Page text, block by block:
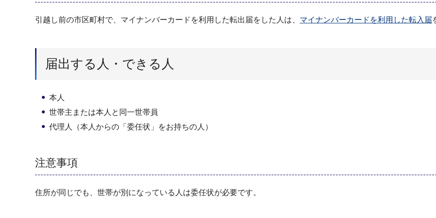
引越し前の市区町村で、マイナンバーカードを利用した転出届をした人は、 マイナンバーカードを利用した転入届
届出する人・できる人
本人
世帯主または本人と同一世帯員
代理人（本人からの「委任状」をお持ちの人）
注意事項
住所が同じでも、世帯が別になっている人は委任状が必要です。